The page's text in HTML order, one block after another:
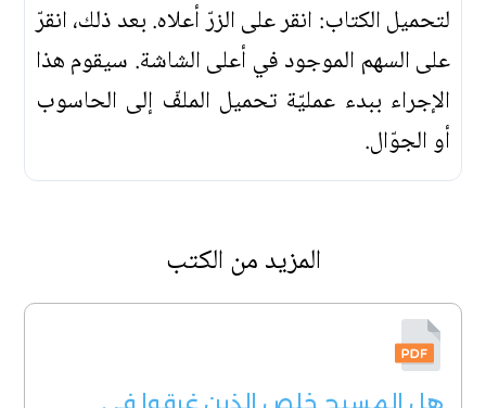
لتحميل الكتاب: انقر على الزرّ أعلاه. بعد ذلك، انقرّ
على السهم الموجود في أعلى الشاشة. سيقوم هذا
الإجراء ببدء عمليّة تحميل الملفّ إلى الحاسوب
أو الجوّال.
المزيد من الكتب
هل المسيح خلص الذين غرقوا في